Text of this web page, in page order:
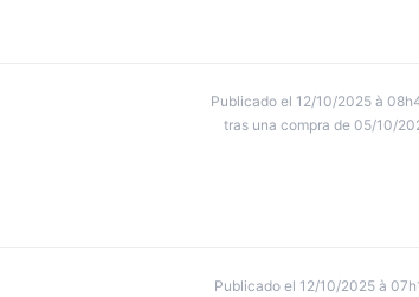
Publicado el 12/10/2025 à
tras una compra de 05/10/
Publicado el 12/10/2025 à